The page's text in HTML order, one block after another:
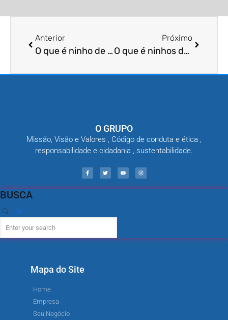
Anterior
O que é ninho de pulgas?
Próximo
O que é ninhos de pragas urbanas?
O GRUPO
Missão, Visão e Valores , Código de conduta e ética ,
responsabilidade e cidadania , sustentabilidade.
BUSCA
Mapa do Site
Home
Empresa
Seu Negócio